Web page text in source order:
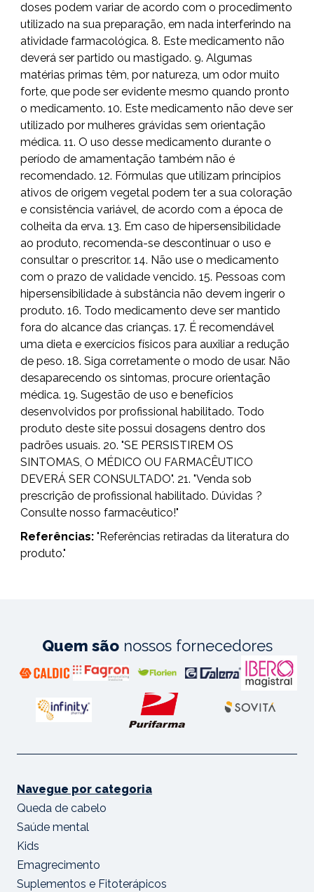
doses podem variar de acordo com o procedimento
utilizado na sua preparação, em nada interferindo na
atividade farmacológica. 8. Este medicamento não
deverá ser partido ou mastigado. 9. Algumas
matérias primas têm, por natureza, um odor muito
forte, que pode ser evidente mesmo quando pronto
o medicamento. 10. Este medicamento não deve ser
utilizado por mulheres grávidas sem orientação
médica. 11. O uso desse medicamento durante o
período de amamentação também não é
recomendado. 12. Fórmulas que utilizam princípios
ativos de origem vegetal podem ter a sua coloração
e consistência variável, de acordo com a época de
colheita da erva. 13. Em caso de hipersensibilidade
ao produto, recomenda-se descontinuar o uso e
consultar o prescritor. 14. Não use o medicamento
com o prazo de validade vencido. 15. Pessoas com
hipersensibilidade à substância não devem ingerir o
produto. 16. Todo medicamento deve ser mantido
fora do alcance das crianças. 17. É recomendável
uma dieta e exercícios físicos para auxiliar a redução
de peso. 18. Siga corretamente o modo de usar. Não
desaparecendo os sintomas, procure orientação
médica. 19. Sugestão de uso e benefícios
desenvolvidos por profissional habilitado. Todo
produto deste site possui dosagens dentro dos
padrões usuais. 20. "SE PERSISTIREM OS
SINTOMAS, O MÉDICO OU FARMACÊUTICO
DEVERÁ SER CONSULTADO". 21. "Venda sob
prescrição de profissional habilitado. Dúvidas ?
Consulte nosso farmacêutico!"
Referências: "Referências retiradas da literatura do
produto."
Quem sãonossos fornecedores
Navegue por categoria
Queda de cabelo
Saúde mental
Kids
Emagrecimento
Suplementos e Fitoterápicos